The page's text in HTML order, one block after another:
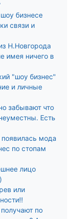
бизнесе
связи и
Н.Новгорода
имея ничего в
"шоу бизнес"
и личные
забывают что
Есть
появилась мода
по стопам
лицо
или
по